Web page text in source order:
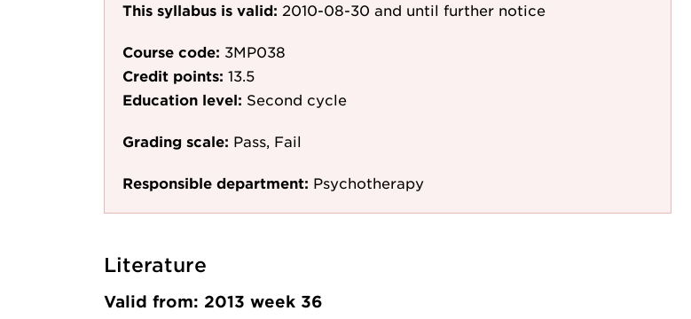
This syllabus is valid: 2010-08-30 and until further notice
Course code: 3MP038
Credit points: 13.5
Education level: Second cycle
Grading scale: Pass, Fail
Responsible department: Psychotherapy
Literature
Valid from: 2013 week 36